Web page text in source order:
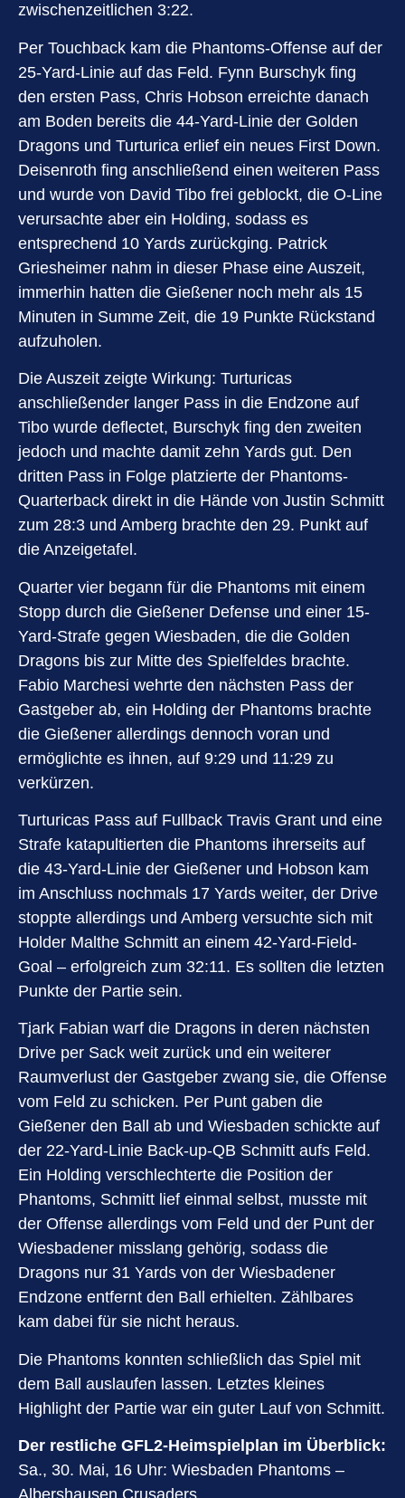
zwischenzeitlichen 3:22.
Per Touchback kam die Phantoms-Offense auf der
25-Yard-Linie auf das Feld. Fynn Burschyk fing
den ersten Pass, Chris Hobson erreichte danach
am Boden bereits die 44-Yard-Linie der Golden
Dragons und Turturica erlief ein neues First Down.
Deisenroth fing anschließend einen weiteren Pass
und wurde von David Tibo frei geblockt, die O-Line
verursachte aber ein Holding, sodass es
entsprechend 10 Yards zurückging. Patrick
Griesheimer nahm in dieser Phase eine Auszeit,
immerhin hatten die Gießener noch mehr als 15
Minuten in Summe Zeit, die 19 Punkte Rückstand
aufzuholen.
Die Auszeit zeigte Wirkung: Turturicas
anschließender langer Pass in die Endzone auf
Tibo wurde deflectet, Burschyk fing den zweiten
jedoch und machte damit zehn Yards gut. Den
dritten Pass in Folge platzierte der Phantoms-
Quarterback direkt in die Hände von Justin Schmitt
zum 28:3 und Amberg brachte den 29. Punkt auf
die Anzeigetafel.
Quarter vier begann für die Phantoms mit einem
Stopp durch die Gießener Defense und einer 15-
Yard-Strafe gegen Wiesbaden, die die Golden
Dragons bis zur Mitte des Spielfeldes brachte.
Fabio Marchesi wehrte den nächsten Pass der
Gastgeber ab, ein Holding der Phantoms brachte
die Gießener allerdings dennoch voran und
ermöglichte es ihnen, auf 9:29 und 11:29 zu
verkürzen.
Turturicas Pass auf Fullback Travis Grant und eine
Strafe katapultierten die Phantoms ihrerseits auf
die 43-Yard-Linie der Gießener und Hobson kam
im Anschluss nochmals 17 Yards weiter, der Drive
stoppte allerdings und Amberg versuchte sich mit
Holder Malthe Schmitt an einem 42-Yard-Field-
Goal – erfolgreich zum 32:11. Es sollten die letzten
Punkte der Partie sein.
Tjark Fabian warf die Dragons in deren nächsten
Drive per Sack weit zurück und ein weiterer
Raumverlust der Gastgeber zwang sie, die Offense
vom Feld zu schicken. Per Punt gaben die
Gießener den Ball ab und Wiesbaden schickte auf
der 22-Yard-Linie Back-up-QB Schmitt aufs Feld.
Ein Holding verschlechterte die Position der
Phantoms, Schmitt lief einmal selbst, musste mit
der Offense allerdings vom Feld und der Punt der
Wiesbadener misslang gehörig, sodass die
Dragons nur 31 Yards von der Wiesbadener
Endzone entfernt den Ball erhielten. Zählbares
kam dabei für sie nicht heraus.
Die Phantoms konnten schließlich das Spiel mit
dem Ball auslaufen lassen. Letztes kleines
Highlight der Partie war ein guter Lauf von Schmitt.
Der restliche GFL2-Heimspielplan im Überblick:
Sa., 30. Mai, 16 Uhr: Wiesbaden Phantoms –